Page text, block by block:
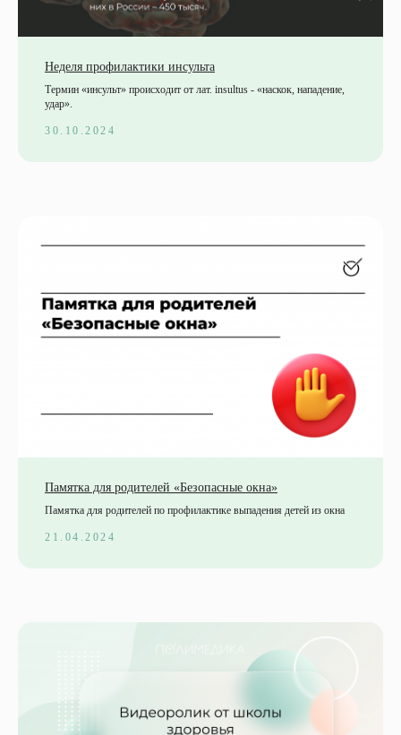
Неделя профилактики инсульта
Термин «инсульт» происходит от лат. insultus - «наскок, нападение,
удар».
30.10.2024
Памятка для родителей «Безопасные окна»
Памятка для родителей по профилактике выпадения детей из окна
21.04.2024